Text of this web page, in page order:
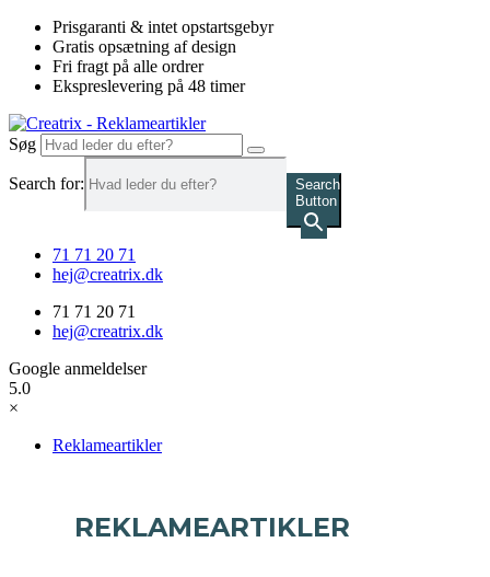
Videre
indhold
Prisgaranti & intet opstartsgebyr
Gratis opsætning af design
Fri fragt på alle ordrer
Ekspreslevering på 48 timer
Søg
Search for:
Search
Button
71 71 20 71
hej@creatrix.dk
71 71 20 71
hej@creatrix.dk
Google anmeldelser
5.0
×
Reklameartikler
REKLAMEARTIKLER